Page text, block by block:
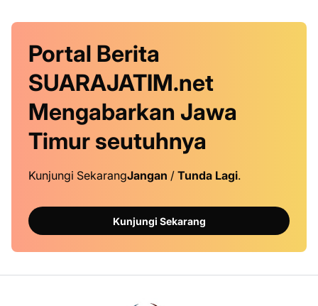
Portal Berita
SUARAJATIM.net
Mengabarkan Jawa
Timur seutuhnya
Kunjungi SekarangJangan / Tunda Lagi.
Kunjungi Sekarang